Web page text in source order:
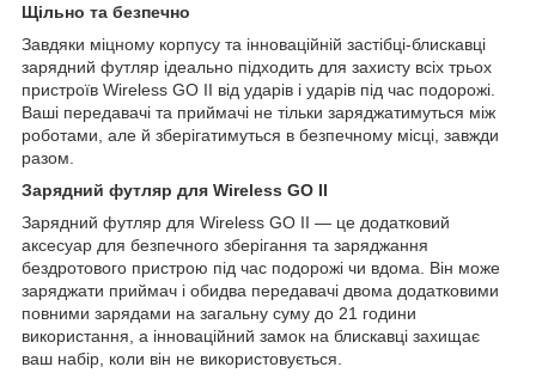
Щільно та безпечно
Завдяки міцному корпусу та інноваційній застібці-блискавці
зарядний футляр ідеально підходить для захисту всіх трьох
пристроїв Wireless GO II від ударів і ударів під час подорожі.
Ваші передавачі та приймачі не тільки заряджатимуться між
роботами, але й зберігатимуться в безпечному місці, завжди
разом.
Зарядний футляр для Wireless GO II
Зарядний футляр для Wireless GO II — це додатковий
аксесуар для безпечного зберігання та заряджання
бездротового пристрою під час подорожі чи вдома. Він може
заряджати приймач і обидва передавачі двома додатковими
повними зарядами на загальну суму до 21 години
використання, а інноваційний замок на блискавці захищає
ваш набір, коли він не використовується.